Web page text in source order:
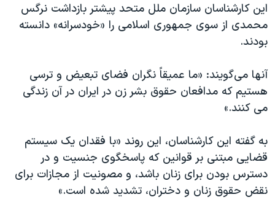
این کارشناسان سازمان ملل متحد پیشتر بازداشت نرگس
محمدی از سوی جمهوری اسلامی را «خودسرانه» دانسته
بودند.
آنها می‌گویند: «ما عمیقاً نگران فضای تبعیض و ترسی
هستیم که مدافعان حقوق بشر زن در ایران در آن زندگی
می کنند.»
به گفته این‌ کارشناسان، این روند «با فقدان یک سیستم
قضایی مبتنی بر قوانین که پاسخگوی جنسیت و در
دسترس بودن برای زنان باشد، و مصونیت از مجازات برای
نقض حقوق زنان و دختران، تشدید شده است.»